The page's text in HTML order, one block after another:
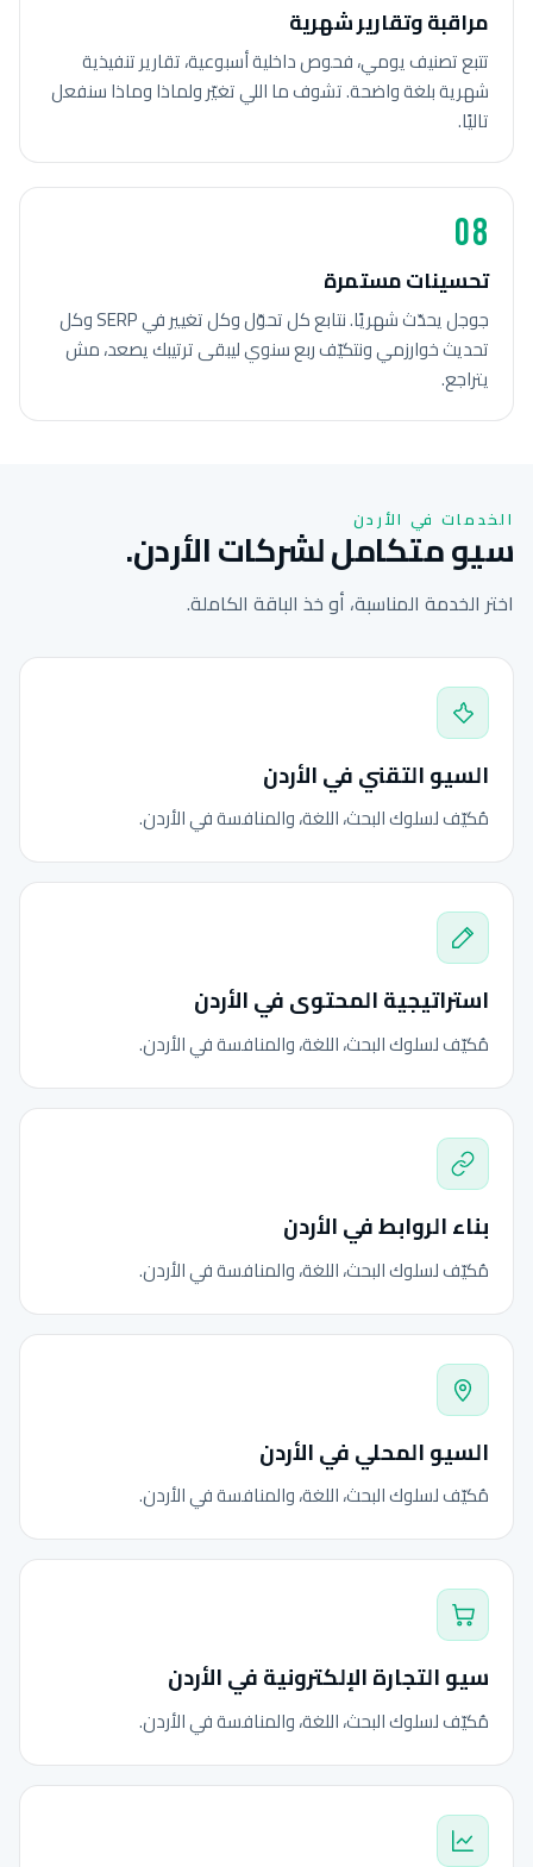
مراقبة وتقارير شهرية
تتبع تصنيف يومي، فحوص داخلية أسبوعية، تقارير تنفيذية
شهرية بلغة واضحة. تشوف ما اللي تغيّر ولماذا وماذا سنفعل
تاليًا.
08
تحسينات مستمرة
جوجل يحدّث شهريًا. نتابع كل تحوّل وكل تغيير في SERP وكل
تحديث خوارزمي ونتكيّف ربع سنوي ليبقى ترتيبك يصعد، مش
يتراجع.
الخدمات في الأردن
سيو متكامل لشركات الأردن.
اختر الخدمة المناسبة، أو خذ الباقة الكاملة.
السيو التقني في الأردن
مُكيّف لسلوك البحث، اللغة، والمنافسة في الأردن.
استراتيجية المحتوى في الأردن
مُكيّف لسلوك البحث، اللغة، والمنافسة في الأردن.
بناء الروابط في الأردن
مُكيّف لسلوك البحث، اللغة، والمنافسة في الأردن.
السيو المحلي في الأردن
مُكيّف لسلوك البحث، اللغة، والمنافسة في الأردن.
سيو التجارة الإلكترونية في الأردن
مُكيّف لسلوك البحث، اللغة، والمنافسة في الأردن.